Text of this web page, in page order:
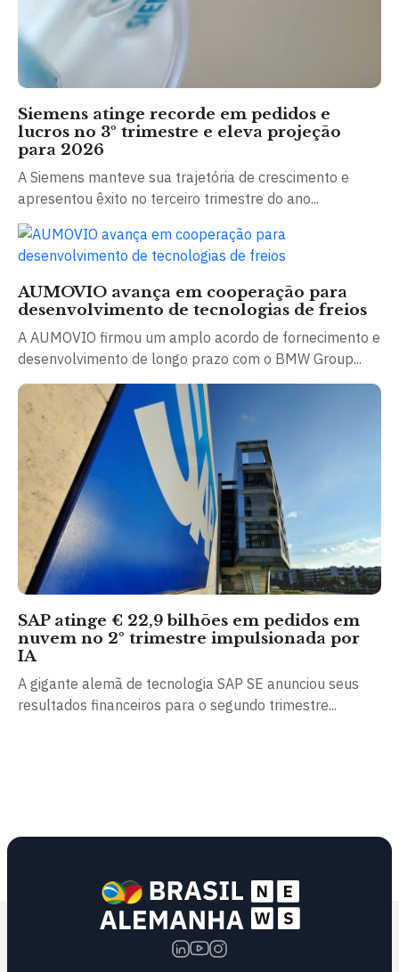
Siemens atinge recorde em pedidos e
lucros no 3º trimestre e eleva projeção
para 2026
A Siemens manteve sua trajetória de crescimento e
apresentou êxito no terceiro trimestre do ano...
AUMOVIO avança em cooperação para
desenvolvimento de tecnologias de freios
A AUMOVIO firmou um amplo acordo de fornecimento e
desenvolvimento de longo prazo com o BMW Group...
SAP atinge € 22,9 bilhões em pedidos em
nuvem no 2º trimestre impulsionada por
IA
A gigante alemã de tecnologia SAP SE anunciou seus
resultados financeiros para o segundo trimestre...